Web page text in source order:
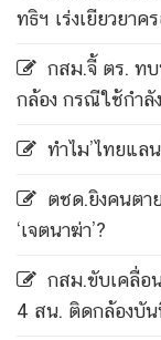
ทธิฯ เร่งเยียวยา
กสม.จี้ ตร. ท
กล้อง กรณีใช้กำลั
ทำไม’ไทยแล
ตชด.ยิงคนตา
‘เจตนาฆ่า’?
กสม.ขับเคลื่อ
4 สน. ติดกล้องบัน